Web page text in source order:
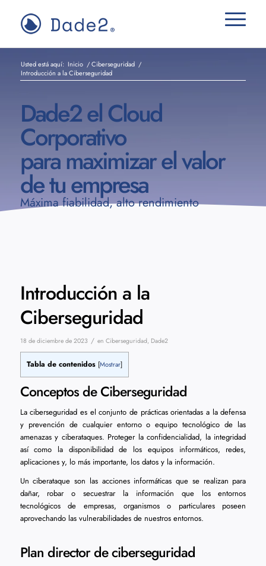
Usted está aquí: Inicio /Ciberseguridad /
Introducción a la Ciberseguridad
Dade2 el Cloud
Corporativo
para maximizar el valor
de tu empresa
Máxima fiabilidad, alto rendimiento
Introducción a la
Ciberseguridad
18 de diciembre de 2023 / en Ciberseguridad, Dade2
Tabla de contenidos [Mostrar]
Conceptos de Ciberseguridad
La ciberseguridad es el conjunto de prácticas orientadas a la defensa
y prevención de cualquier entorno o equipo tecnológico de las
amenazas y ciberataques. Proteger la confidencialidad, la integridad
así como la disponibilidad de los equipos informáticos, redes,
aplicaciones y, lo más importante, los datos y la información.
Un ciberataque son las acciones informáticas que se realizan para
dañar, robar o secuestrar la información que los entornos
tecnológicos de empresas, organismos o particulares poseen
aprovechando las vulnerabilidades de nuestros entornos.
Plan director de ciberseguridad